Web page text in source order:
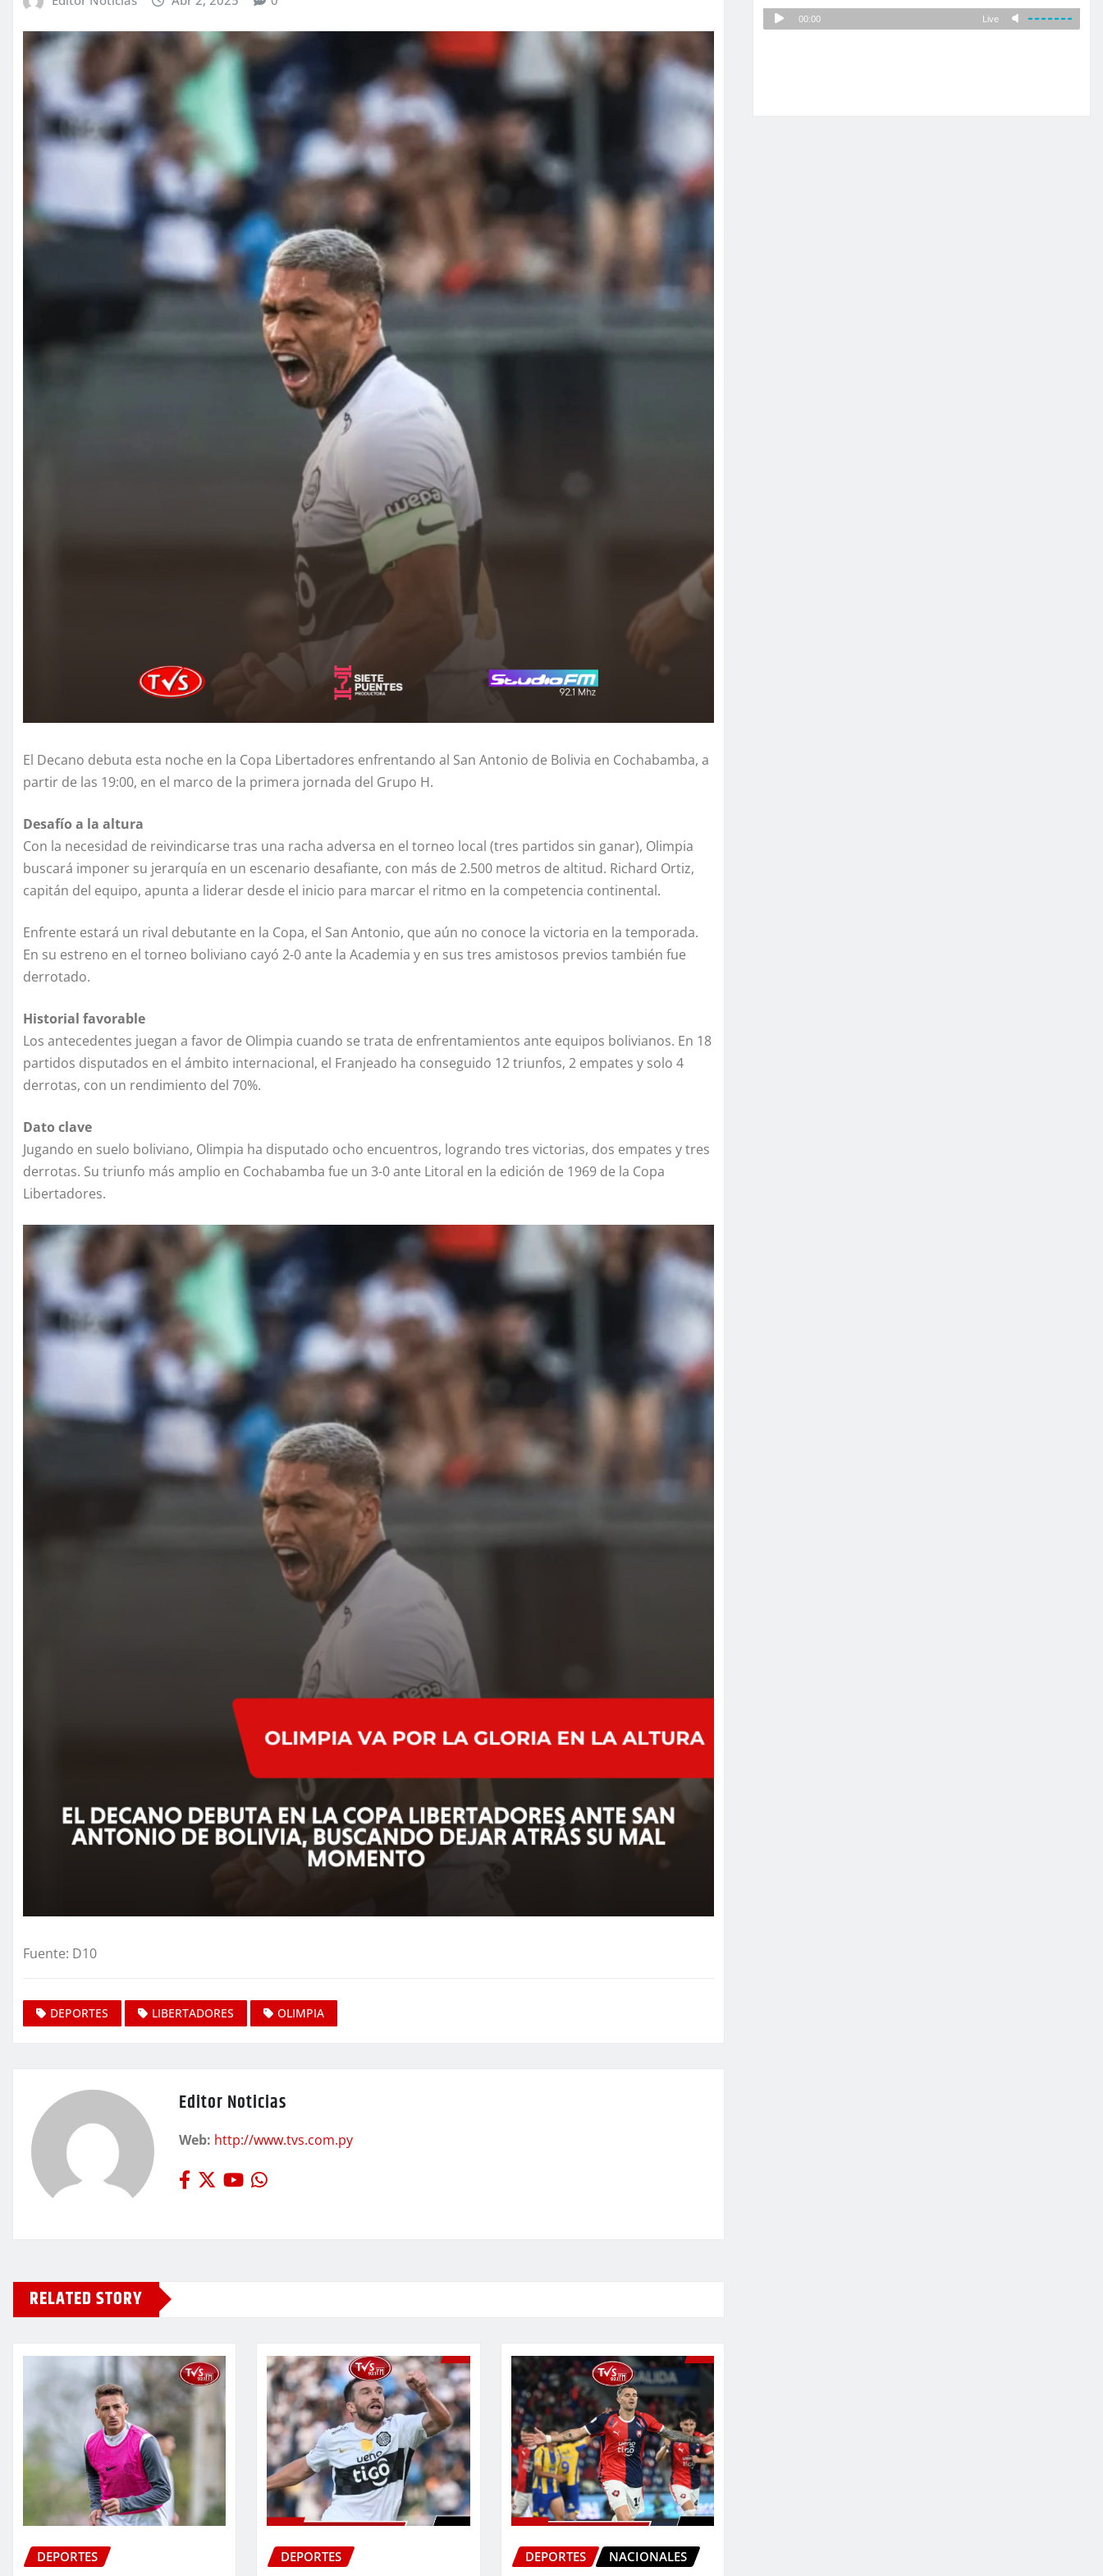
El Decano debuta esta noche en la Copa Libertadores enfrentando al San Antonio de Bolivia en Cochabamba, a
partir de las 19:00, en el marco de la primera jornada del Grupo H.
Desafío a la altura
Con la necesidad de reivindicarse tras una racha adversa en el torneo local (tres partidos sin ganar), Olimpia
buscará imponer su jerarquía en un escenario desafiante, con más de 2.500 metros de altitud. Richard Ortiz,
capitán del equipo, apunta a liderar desde el inicio para marcar el ritmo en la competencia continental.
Enfrente estará un rival debutante en la Copa, el San Antonio, que aún no conoce la victoria en la temporada.
En su estreno en el torneo boliviano cayó 2-0 ante la Academia y en sus tres amistosos previos también fue
derrotado.
Historial favorable
Los antecedentes juegan a favor de Olimpia cuando se trata de enfrentamientos ante equipos bolivianos. En 18
partidos disputados en el ámbito internacional, el Franjeado ha conseguido 12 triunfos, 2 empates y solo 4
derrotas, con un rendimiento del 70%.
Dato clave
Jugando en suelo boliviano, Olimpia ha disputado ocho encuentros, logrando tres victorias, dos empates y tres
derrotas. Su triunfo más amplio en Cochabamba fue un 3-0 ante Litoral en la edición de 1969 de la Copa
Libertadores.
Fuente: D10
DEPORTES LIBERTADORES OLIMPIA
Editor Noticias
Web: http://www.tvs.com.py
RELATED STORY
DEPORTES DEPORTES DEPORTES NACIONALES